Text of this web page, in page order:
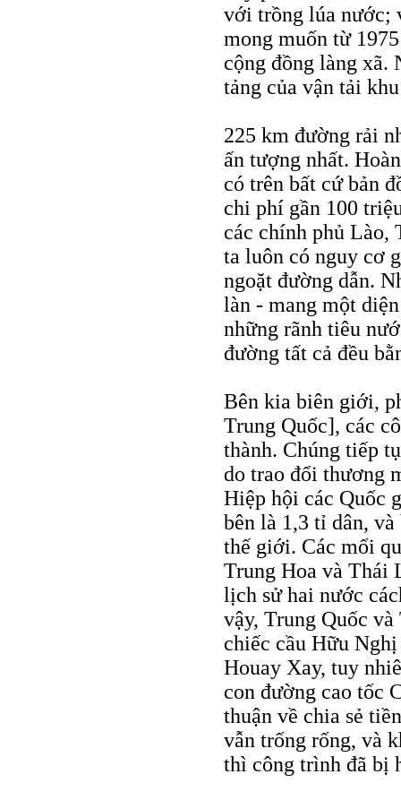
với trồng lúa nước;
mong muốn từ
cộng đồng làng xã.
tảng của vận tải
225 km đường rải
ấn tượng nhất.
có trên bất cứ bản
chi phí gần 100
các chính phủ Lào,
ta luôn có nguy cơ
ngoặt đường dẫn.
làn - mang một
những rãnh tiêu
đường tất cả đều
Bên kia biên giới,
Trung Quốc], các
thành. Chúng tiếp
do trao đổi thương
Hiệp hội các Quốc
bên là 1,3 tỉ dân,
thế giới. Các mối
Trung Hoa và Thái
lịch sử hai nước
vậy, Trung Quốc
chiếc cầu Hữu
Houay Xay, tuy
con đường cao tốc
thuận về chia sẻ
vẫn trống rống, và
thì công trình đã bị